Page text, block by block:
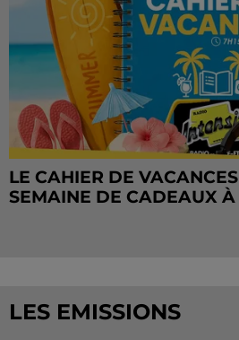
LE CAHIER DE
SEMAINE DE CADEAUX À
LES EMISSIONS